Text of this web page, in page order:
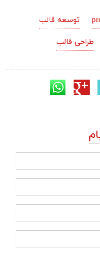
توسعه قالب
طراحی قالب